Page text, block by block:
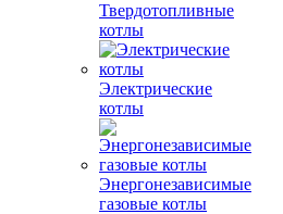
Твердотопливные
котлы
Электрические
котлы
Энергонезависимые
газовые котлы